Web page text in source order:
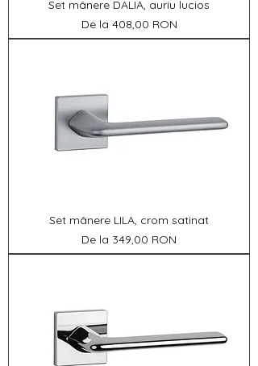
Set mânere DALIA, auriu lucios
De la 408,00 RON
Preț redus
Set mânere LILA, crom satinat
De la 349,00 RON
Preț redus